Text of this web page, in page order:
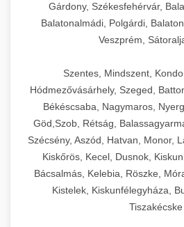
Gárdony, Székesfehérvár,
Balatonalmádi, Polgárdi,
Veszprém,
Szentes, Mindszent,
Hódmezővásárhely, Szeged,
Békéscsaba, Nagymaros,
Göd,Szob, Rétság,
Szécsény, Aszód, Hatvan, Monor,
Kiskőrös, Kecel, Dusnok,
Bácsalmás, Kelebia, Röszke,
Kistelek, Kiskunfélegyháza,
Tiszakécske